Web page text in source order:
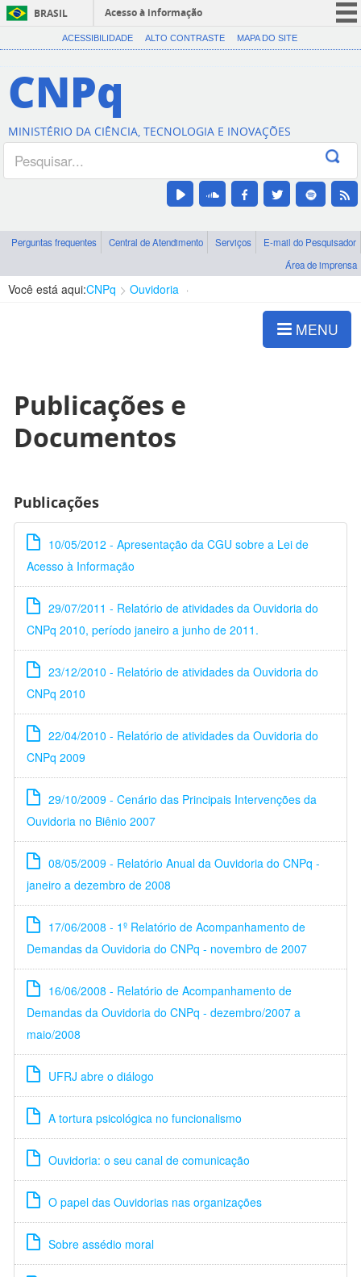
BRASIL
Acesso à informação
CORONAVÍRUS (COVID-19)
Canais
ACESSIBILIDADE ALTO CONTRASTE MAPA DO SITE
CNPq
MINISTÉRIO DA CIÊNCIA, TECNOLOGIA E INOVAÇÕES
Perguntas frequentes Central de Atendimento Serviços
E-mail do Pesquisador
Área de imprensa
Você está aqui:CNPq Ouvidoria
MENU
Publicações e
Documentos
Publicações
10/05/2012 - Apresentação da CGU sobre a Lei de
Acesso à Informação
29/07/2011 - Relatório de atividades da Ouvidoria do
CNPq 2010, período janeiro a junho de 2011.
23/12/2010 - Relatório de atividades da Ouvidoria do
CNPq 2010
22/04/2010 - Relatório de atividades da Ouvidoria do
CNPq 2009
29/10/2009 - Cenário das Principais Intervenções da
Ouvidoria no Biênio 2007
08/05/2009 - Relatório Anual da Ouvidoria do CNPq -
janeiro a dezembro de 2008
17/06/2008 - 1º Relatório de Acompanhamento de
Demandas da Ouvidoria do CNPq - novembro de 2007
16/06/2008 - Relatório de Acompanhamento de
Demandas da Ouvidoria do CNPq - dezembro/2007 a
maio/2008
UFRJ abre o diálogo
A tortura psicológica no funcionalismo
Ouvidoria: o seu canal de comunicação
O papel das Ouvidorias nas organizações
Sobre assédio moral